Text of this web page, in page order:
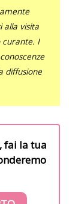
alla visita
curante. I
diffusione
fai la tua